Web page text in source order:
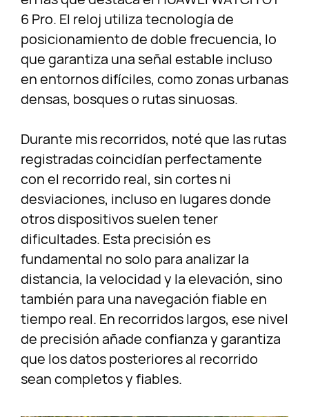
6 Pro. El reloj utiliza tecnología de
posicionamiento de doble frecuencia, lo
que garantiza una señal estable incluso
en entornos difíciles, como zonas urbanas
densas, bosques o rutas sinuosas.
Durante mis recorridos, noté que las rutas
registradas coincidían perfectamente
con el recorrido real, sin cortes ni
desviaciones, incluso en lugares donde
otros dispositivos suelen tener
dificultades. Esta precisión es
fundamental no solo para analizar la
distancia, la velocidad y la elevación, sino
también para una navegación fiable en
tiempo real. En recorridos largos, ese nivel
de precisión añade confianza y garantiza
que los datos posteriores al recorrido
sean completos y fiables.